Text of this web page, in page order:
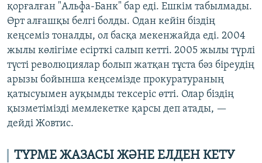
қорғалған "Альфа-Банк" бар еді. Ешкім табылмады.
Өрт алғашқы белгі болды. Одан кейін біздің
кеңсеміз тоналды, ол басқа мекенжайда еді. 2004
жылы көлігіме есірткі салып кетті. 2005 жылы түрлі
түсті революциялар болып жатқан тұста бәз біреудің
арызы бойынша кеңсемізде прокуратураның
қатысуымен ауқымды тексеріс өтті. Олар біздің
қызметімізді мемлекетке қарсы деп атады, —
дейді Жовтис.
ТҮРМЕ ЖАЗАСЫ ЖӘНЕ ЕЛДЕН КЕТУ